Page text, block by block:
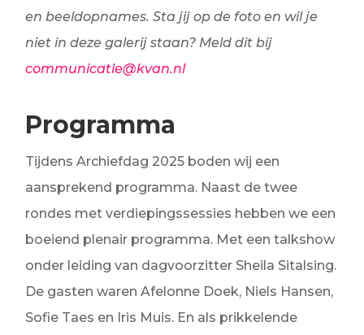
en beeldopnames. Sta jij op de foto en wil je
niet in deze galerij staan? Meld dit bij
communicatie@kvan.nl
Programma
Tijdens Archiefdag 2025 boden wij een
aansprekend programma. Naast de twee
rondes met verdiepingssessies hebben we een
boeiend plenair programma. Met een talkshow
onder leiding van dagvoorzitter Sheila Sitalsing.
De gasten waren Afelonne Doek, Niels Hansen,
Sofie Taes en Iris Muis. En als prikkelende